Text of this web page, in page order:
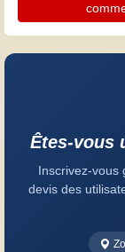
Êtes-vous
Inscrivez-vous
devis des